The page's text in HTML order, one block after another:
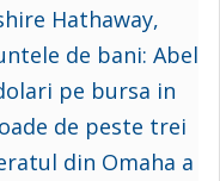
Hathaway,
de bani: Abel
pe bursa in
de peste trei
din Omaha a